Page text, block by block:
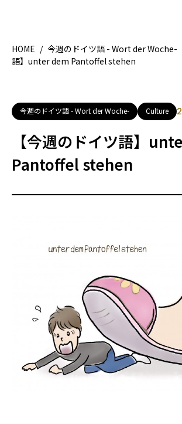
地域別ガイド
グルメ
観光ガイド
留学＆
ライフスタイル
HOME / 今週のドイツ語 - Wort der Woche-
語】unter dem Pantoffel stehen
今週のドイツ語 - Wort der Woche- Culture
【今週のドイツ語】
Pantoffel stehen